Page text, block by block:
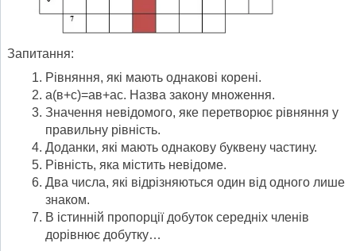
Запитання:
Рівняння, які мають однакові корені.
а(в+с)=ав+ас. Назва закону множення.
Значення невідомого, яке перетворює рівняння у
правильну рівність.
Доданки, які мають однакову буквену частину.
Рівність, яка містить невідоме.
Два числа, які відрізняються один від одного лише
знаком.
В істинній пропорції добуток середніх членів
дорівнює добутку…